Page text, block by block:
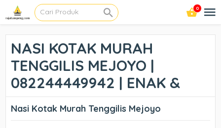
0
NASI KOTAK MURAH
TENGGILIS MEJOYO |
082244449942 | ENAK &
Nasi Kotak Murah Tenggilis Mejoyo